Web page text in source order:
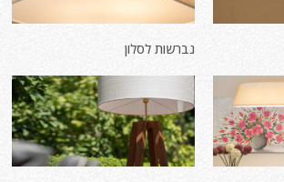
נברשות לסלון